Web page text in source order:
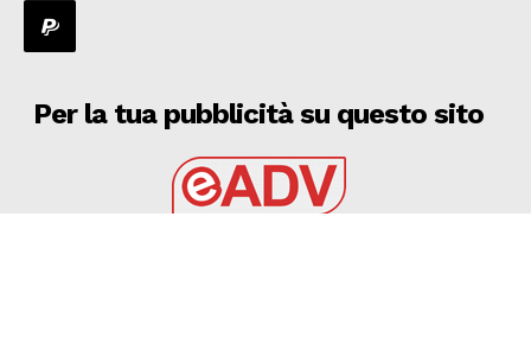
Per la tua pubblicità su questo sito